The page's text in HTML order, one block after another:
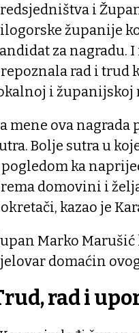
i
županije
za nagradu.
rad i trud
i županijskoj
mene ova
Bolje sutra u
pogledom ka
domovini i
kazao je
Marko Marušić
domaćin
rad i